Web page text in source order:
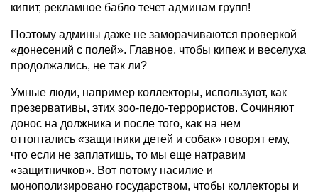
кипит, рекламное бабло течет админам групп!
Поэтому админы даже не заморачиваются проверкой
«донесений с полей». Главное, чтобы кипеж и веселуха
продолжались, не так ли?
Умные люди, например коллекторы, используют, как
презервативы, этих зоо-педо-террористов. Сочиняют
донос на должника и после того, как на нем
оттоптались «защитники детей и собак» говорят ему,
что если не заплатишь, то мы еще натравим
«защитничков». Вот потому насилие и
монополизировано государством, чтобы коллекторы и